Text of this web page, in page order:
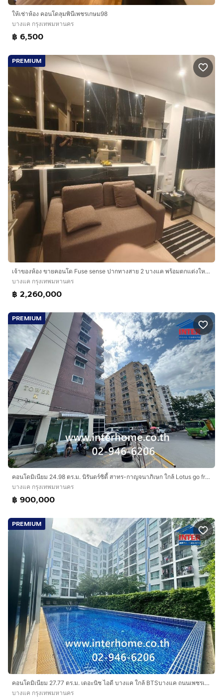
ให้เช่าห้อง คอนโดลุมพินีเพชรเกษม98
บางแค กรุงเทพมหานคร
฿ 6,500
PREMIUM
เจ้าของห้อง ขายคอนโด Fuse sense ปากทางสาย 2 บางแค พร้อมตกแต่งใหม่ สไตล์โมเดิร์น ลักซูรี่ ชั้น 4 หันหน้าทางถนนเพชรเกษม ทิศใต้
บางแค กรุงเทพมหานคร
฿ 2,260,000
PREMIUM
คอนโดมิเนียม 24.98 ตร.ม. นิรันดร์ซิตี้ สาทร-กาญจนาภิเษก ใกล้ Lotus go fresh กาญจนาภิเษก8 ซอยหมู่บ้านมั่งมีซิตี้บางแค ถนนกาญจนาภิเษก เขตบางแค
บางแค กรุงเทพมหานคร
฿ 900,000
PREMIUM
คอนโดมิเนียม 27.77 ตร.ม. เดอะนิช ไอดี บางแค ใกล้ BTSบางแค ถนนเพชรเกษม ถนนเทอดไท เขตบางแค กรุงเทพมหานคร
บางแค กรุงเทพมหานคร